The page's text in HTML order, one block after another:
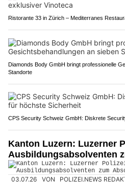
Ristorante 33 in Zürich – Mediterranes
Diamonds Body GmbH bringt professionelle
Standorte
CPS Security Schweiz GmbH: Diskrete
Kanton Luzern: Luzerner
Ausbildungsabsolventen
03.07.26 VON POLIZEI.NEWS